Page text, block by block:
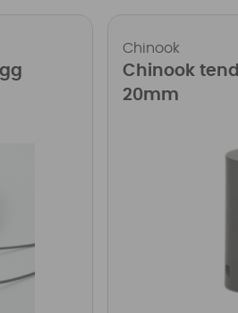
Chinook
Chinook
20mm